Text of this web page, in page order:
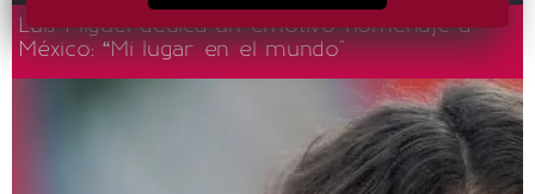
Luis Miguel dedica un emotivo homenaje a
México: “Mi lugar en el mundo"